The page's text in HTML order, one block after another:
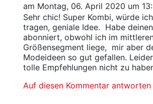
am Montag, 06. April 2020 um
Sehr chic! Super Kombi, würde
tragen, geniale Idee. Habe
abonniert, obwohl ich im
Größensegment liege, mir aber
Modeideen so gut gefallen.
tolle Empfehlungen nicht zu
Auf diesen Kommentar antworten